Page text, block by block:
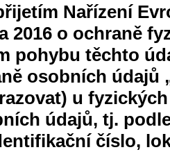
Nařízení
2016 o ochraně
pohybu těchto
osobních údajů
u
údajů, tj.
číslo,